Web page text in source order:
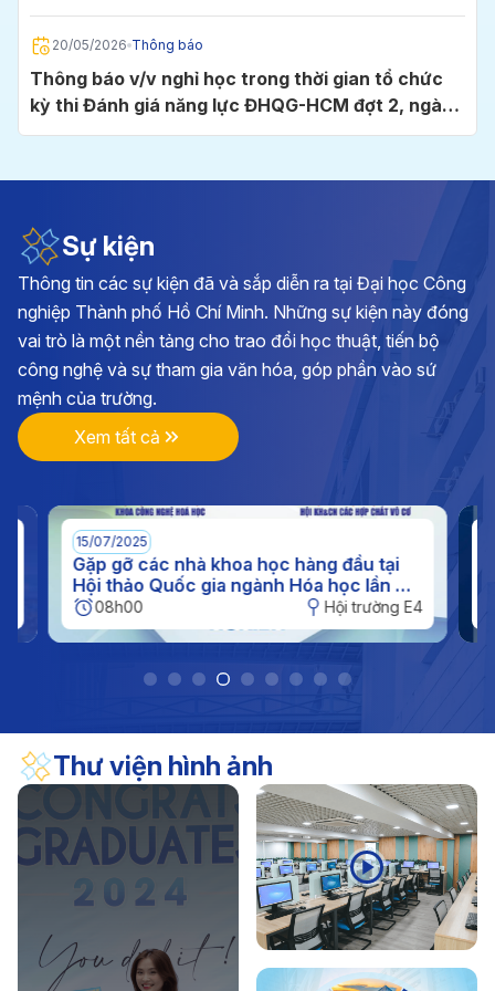
Chí Minh
20/05/2026 Thông báo
Thông báo v/v nghỉ học trong thời gian tổ chức
kỳ thi Đánh giá năng lực ĐHQG-HCM đợt 2, ngày
24/5/2026 tại Cụm thi Trường Đại học Công
học kỳ I, năm học 2026 - 2027
28/04/2026 Thông báo
Kế hoạch triển khai cuộc thi chính luận về bảo vệ
nền tảng tư tưởng của Đảng lần thứ 6, năm 2026
tại Đảng bộ Trường ĐH Công nghiệp TP.HCM
17/04/2026 Thông báo
Thông báo v/v vận động đóng góp hình ảnh, tư
liệu và hiện vật hướng tới kỷ niệm 70 năm Ngày
(11/11/1956 - 11/11/2026)
17/04/2026 Thông báo
Thông báo kế hoạch nghỉ hè đối với sinh viên năm
2026
Sự kiện
Thông tin các sự kiện đã và sắp diễn ra tại Đại học Công
nghiệp Thành phố Hồ Chí Minh. Những sự kiện này đóng
vai trò là một nền tảng cho trao đổi học thuật, tiến bộ
công nghệ và sự tham gia văn hóa, góp phần vào sứ
mệnh của trường.
Xem tất cả
15/07/2025
Gặp gỡ các nhà khoa học hàng đầu tại
Hội thảo Quốc gia ngành Hóa học lần XI
tại IUH
08h00 Hội trường E4
Thư viện hình ảnh